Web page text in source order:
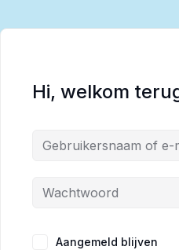
Hi, welkom
Alternative:
Aangemeld blijven